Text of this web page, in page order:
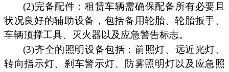
(2)完备配件：租赁车辆需确保配备所有必要且
状况良好的辅助设备，包括备用轮胎、轮胎扳手、
车辆顶撑工具、灭火器以及应急警告标志。
(3)齐全的照明设备包括：前照灯、远近光灯、
转向指示灯、刹车警示灯、防雾照明灯以及应急照